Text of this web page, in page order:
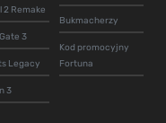
2 Remake
3
Legacy
3
Bukmacherzy
Kod promocyjny
Fortuna